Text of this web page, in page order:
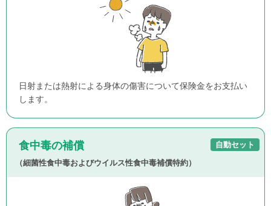
日射または熱射による身体の傷害について保険金をお支払い
します。
食中毒の補償
（細菌性食中毒およびウイルス性食中毒補償特約）
自動セット